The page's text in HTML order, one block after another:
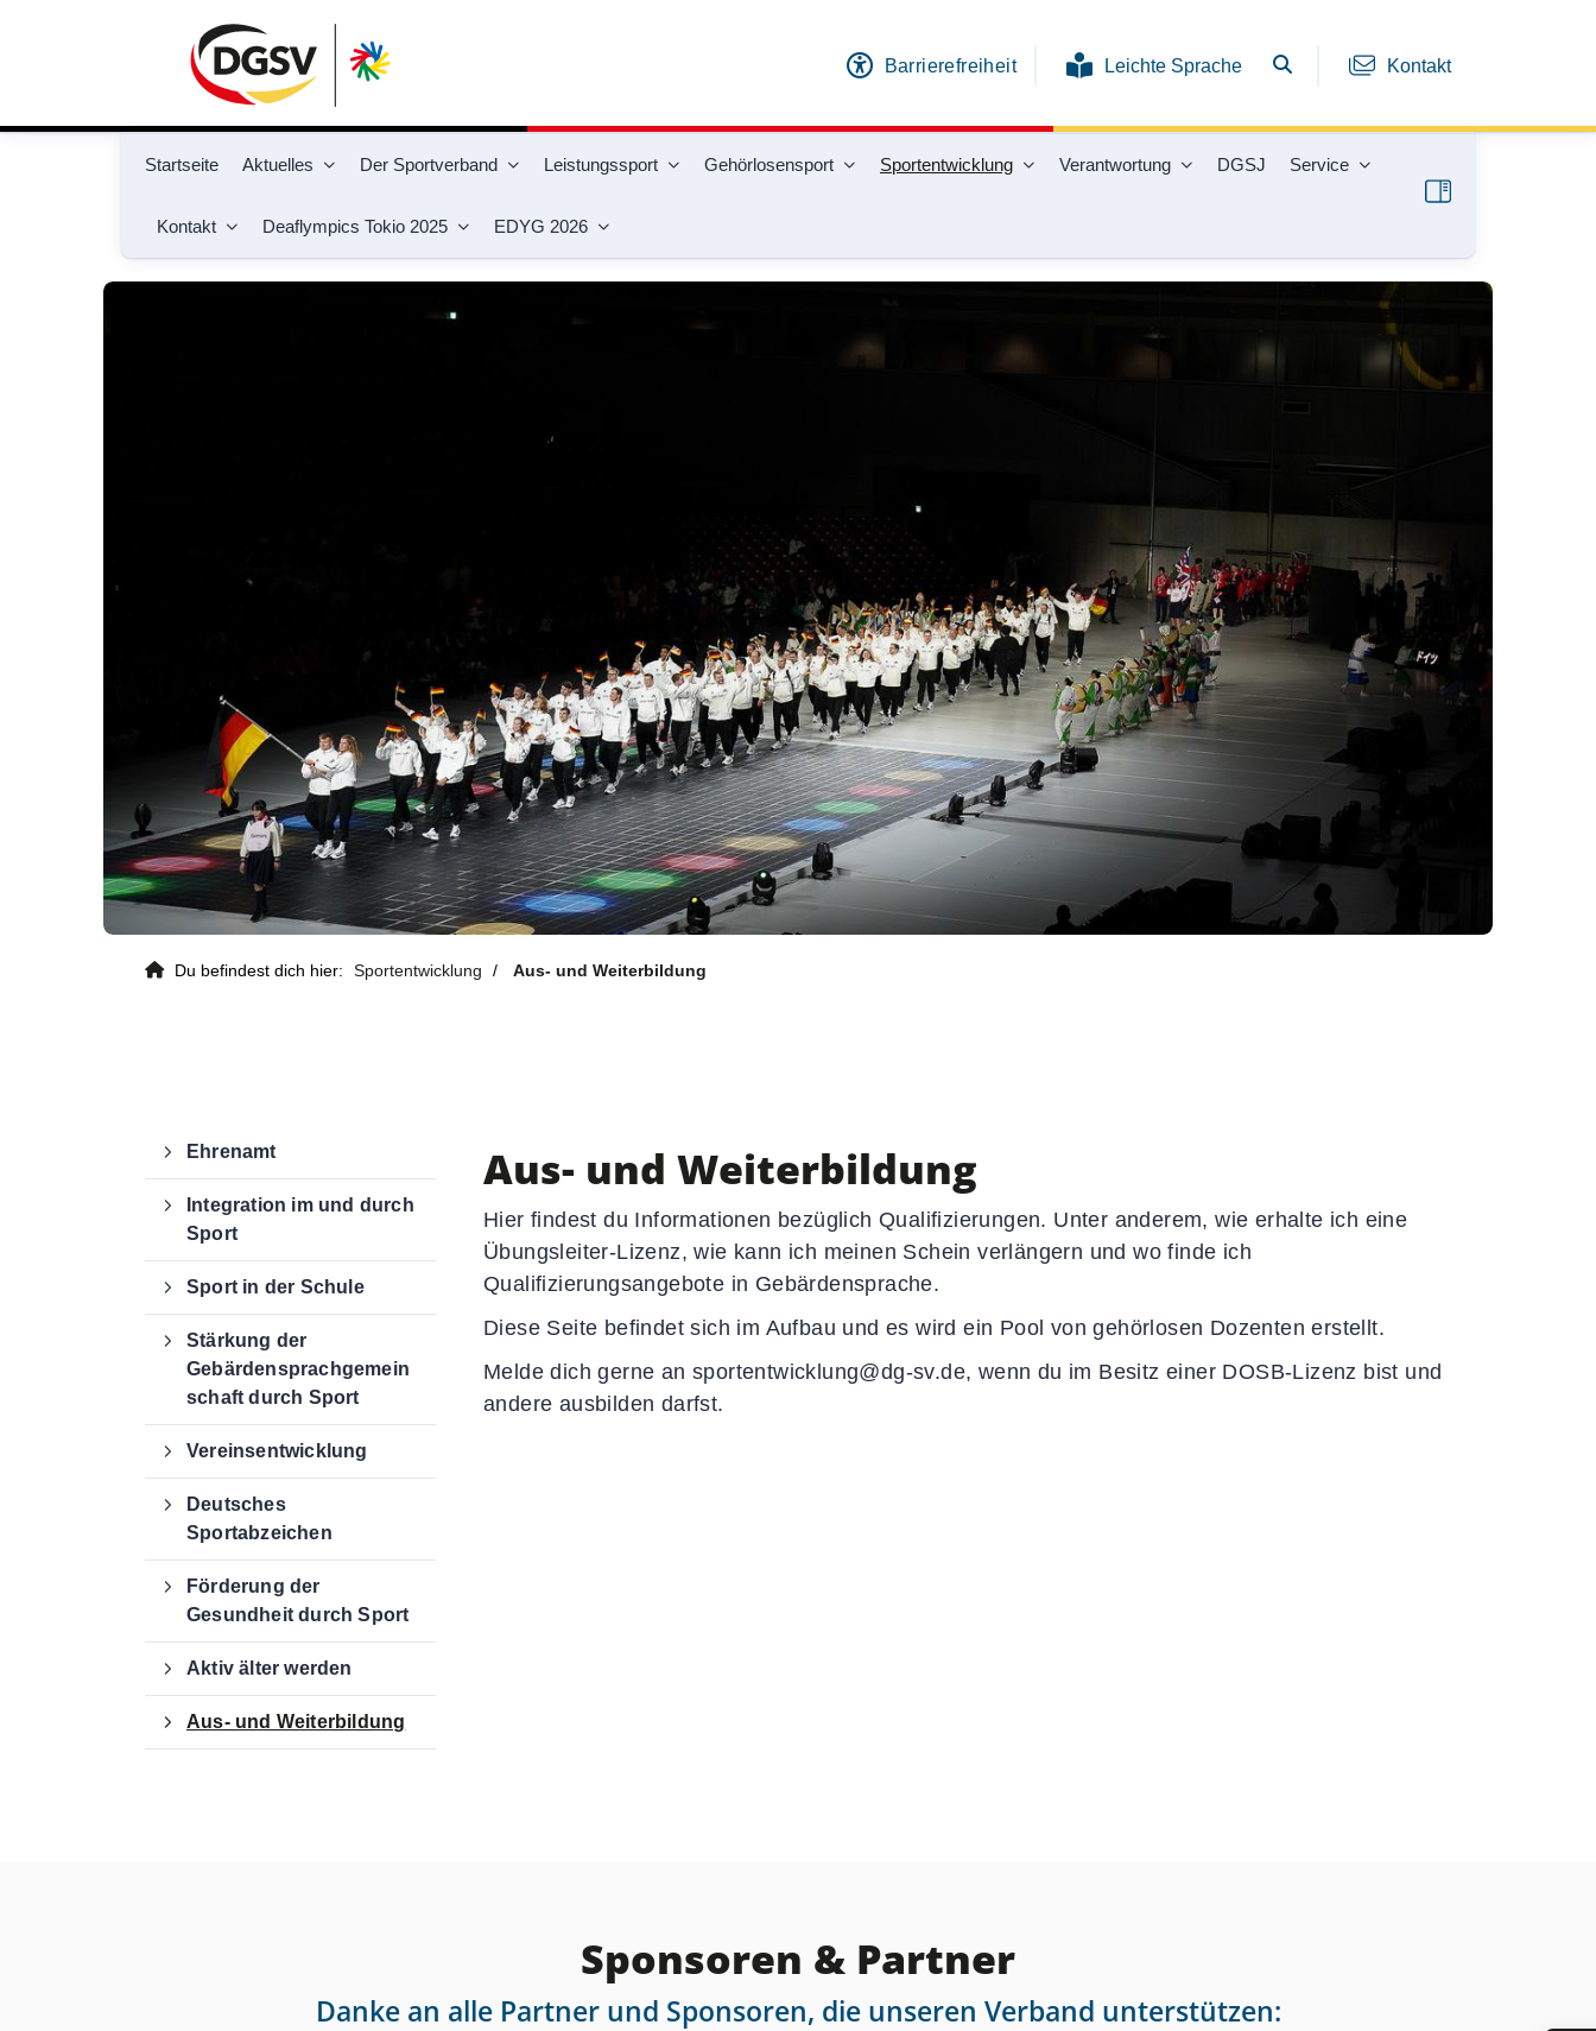
Barrierefreiheit Leichte Sprache Kontakt
Startseite Aktuelles Der Sportverband Leistungssport Gehörlosensport Sportentwicklung Verantwortung DGSJ Service
Kontakt Deaflympics Tokio 2025 EDYG 2026
Du befindest dich hier: Sportentwicklung Aus- und Weiterbildung
Aus- und Weiterbildung
Hier findest du Informationen bezüglich Qualifizierungen. Unter anderem, wie erhalte ich eine
Übungsleiter-Lizenz, wie kann ich meinen Schein verlängern und wo finde ich
Qualifizierungsangebote in Gebärdensprache.
Diese Seite befindet sich im Aufbau und es wird ein Pool von gehörlosen Dozenten erstellt.
Melde dich gerne an sportentwicklung@dg-sv.de, wenn du im Besitz einer DOSB-Lizenz bist und
andere ausbilden darfst.
Ehrenamt
Integration im und durch
Sport
Sport in der Schule
Stärkung der
Gebärdensprachgemein
schaft durch Sport
Vereinsentwicklung
Deutsches
Sportabzeichen
Förderung der
Gesundheit durch Sport
Aktiv älter werden
Aus- und Weiterbildung
Sponsoren & Partner
Danke an alle Partner und Sponsoren, die unseren Verband unterstützen:
Kontaktdaten
Deutscher Gehörlosen-Sportverband
e. V.
Von-Hünefeld-Straße 12
Aktuelles
News-Übersicht
Veranstaltungen
Termine
Service
Formulare
Downloads